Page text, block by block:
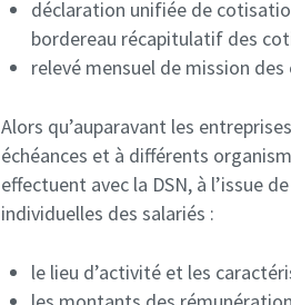
déclaration unifiée de
bordereau récapitulatif des
relevé mensuel de mission
Alors qu’auparavant les
échéances et à différents
effectuent avec la DSN, à l’issue
individuelles des salariés :
le lieu d’activité et les